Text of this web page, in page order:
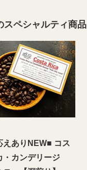
スペシャルティ商品
えありNEW■ コス
・カンデリージ